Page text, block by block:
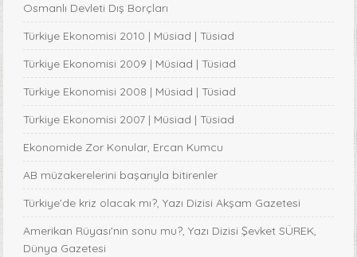
Osmanlı Devleti Dış Borçları
Türkiye Ekonomisi 2010 | Müsiad | Tüsiad
Türkiye Ekonomisi 2009 | Müsiad | Tüsiad
Türkiye Ekonomisi 2008 | Müsiad | Tüsiad
Türkiye Ekonomisi 2007 | Müsiad | Tüsiad
Ekonomide Zor Konular, Ercan Kumcu
AB müzakerelerini başarıyla bitirenler
Türkiye'de kriz olacak mı?, Yazı Dizisi Akşam Gazetesi
Amerikan Rüyası'nın sonu mu?, Yazı Dizisi Şevket SÜREK,
Dünya Gazetesi